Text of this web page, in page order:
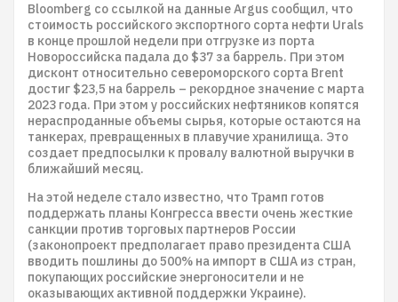
Bloomberg со ссылкой на данные Argus сообщил, что
стоимость российского экспортного сорта нефти Urals
в конце прошлой недели при отгрузке из порта
Новороссийска падала до $37 за баррель. При этом
дисконт относительно североморского сорта Brent
достиг $23,5 на баррель – рекордное значение с марта
2023 года. При этом у российских нефтяников копятся
нераспроданные объемы сырья, которые остаются на
танкерах, превращенных в плавучие хранилища. Это
создает предпосылки к провалу валютной выручки в
ближайший месяц.
На этой неделе стало известно, что Трамп готов
поддержать планы Конгресса ввести очень жесткие
санкции против торговых партнеров России
(законопроект предполагает право президента США
вводить пошлины до 500% на импорт в США из стран,
покупающих российские энергоносители и не
оказывающих активной поддержки Украине).